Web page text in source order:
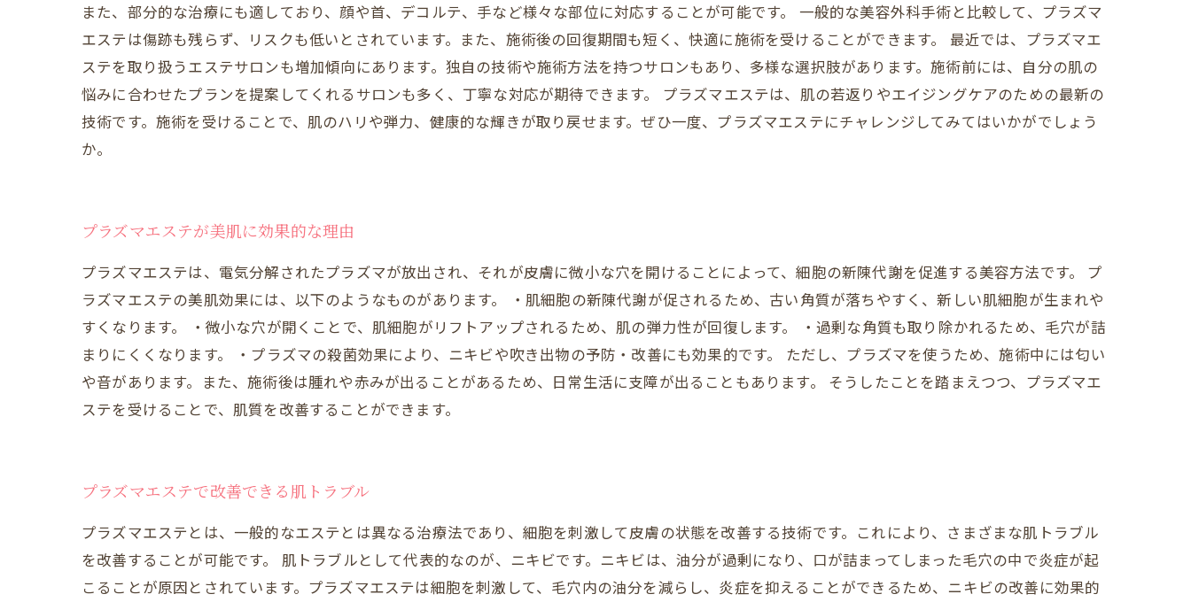
また、部分的な治療にも適しており、顔や首、デコルテ、手など様々な部位に対応することが可能です。 一般的な美容外科手術と比較して、プラズマ
エステは傷跡も残らず、リスクも低いとされています。また、施術後の回復期間も短く、快適に施術を受けることができます。 最近では、プラズマエ
ステを取り扱うエステサロンも増加傾向にあります。独自の技術や施術方法を持つサロンもあり、多様な選択肢があります。施術前には、自分の肌の
悩みに合わせたプランを提案してくれるサロンも多く、丁寧な対応が期待できます。 プラズマエステは、肌の若返りやエイジングケアのための最新の
技術です。施術を受けることで、肌のハリや弾力、健康的な輝きが取り戻せます。ぜひ一度、プラズマエステにチャレンジしてみてはいかがでしょう
か。
プラズマエステが美肌に効果的な理由
プラズマエステは、電気分解されたプラズマが放出され、それが皮膚に微小な穴を開けることによって、細胞の新陳代謝を促進する美容方法です。 プ
ラズマエステの美肌効果には、以下のようなものがあります。 ・肌細胞の新陳代謝が促されるため、古い角質が落ちやすく、新しい肌細胞が生まれや
すくなります。 ・微小な穴が開くことで、肌細胞がリフトアップされるため、肌の弾力性が回復します。 ・過剰な角質も取り除かれるため、毛穴が詰
まりにくくなります。 ・プラズマの殺菌効果により、ニキビや吹き出物の予防・改善にも効果的です。 ただし、プラズマを使うため、施術中には匂い
や音があります。また、施術後は腫れや赤みが出ることがあるため、日常生活に支障が出ることもあります。 そうしたことを踏まえつつ、プラズマエ
ステを受けることで、肌質を改善することができます。
プラズマエステで改善できる肌トラブル
プラズマエステとは、一般的なエステとは異なる治療法であり、細胞を刺激して皮膚の状態を改善する技術です。これにより、さまざまな肌トラブル
を改善することが可能です。 肌トラブルとして代表的なのが、ニキビです。ニキビは、油分が過剰になり、口が詰まってしまった毛穴の中で炎症が起
こることが原因とされています。プラズマエステは細胞を刺激して、毛穴内の油分を減らし、炎症を抑えることができるため、ニキビの改善に効果的